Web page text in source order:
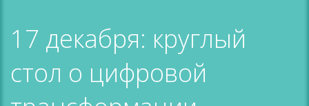
17 декабря: круглый
стол о цифровой